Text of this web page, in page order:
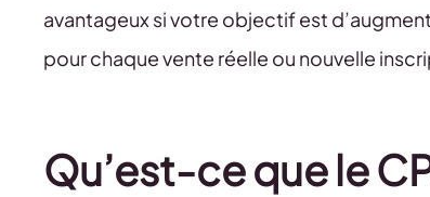
avantageux si votre objectif est
pour chaque vente réelle ou nouvelle
Qu’est-ce que le